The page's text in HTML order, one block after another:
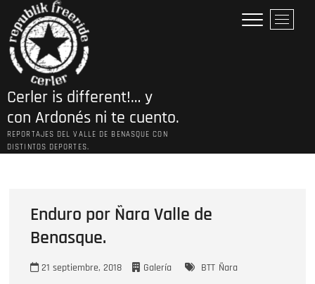
contenido
Cerler is different!… y
con Ardonés ni te cuento.
REPORTAJES DEL VALLE DE BENASQUE CON
DISTINTOS DEPORTES.
B
o
e
Enduro por Ñara Valle de
Benasque.
21 septiembre, 2018 Galería BTT Ñara